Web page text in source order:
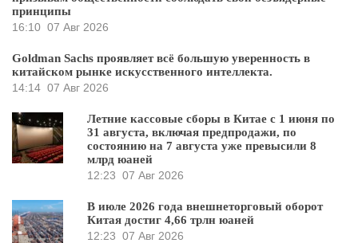
принципы
16:10 07 Авг 2026
Goldman Sachs проявляет всё большую уверенность в
китайском рынке искусственного интеллекта.
14:14 07 Авг 2026
Летние кассовые сборы в Китае с 1 июня по
31 августа, включая предпродажи, по
состоянию на 7 августа уже превысили 8
млрд юаней
12:23 07 Авг 2026
В июле 2026 года внешнеторговый оборот
Китая достиг 4,66 трлн юаней
12:23 07 Авг 2026